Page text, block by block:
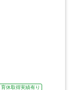
育休取得実績有り